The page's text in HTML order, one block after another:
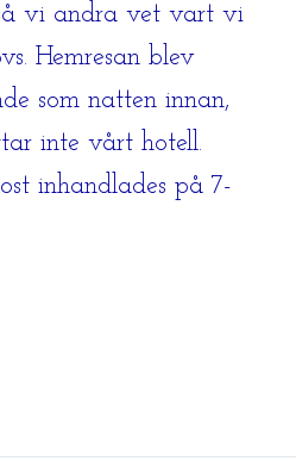
vi andra vet vart vi
Hemresan blev
som natten innan,
inte vårt hotell.
inhandlades på 7-